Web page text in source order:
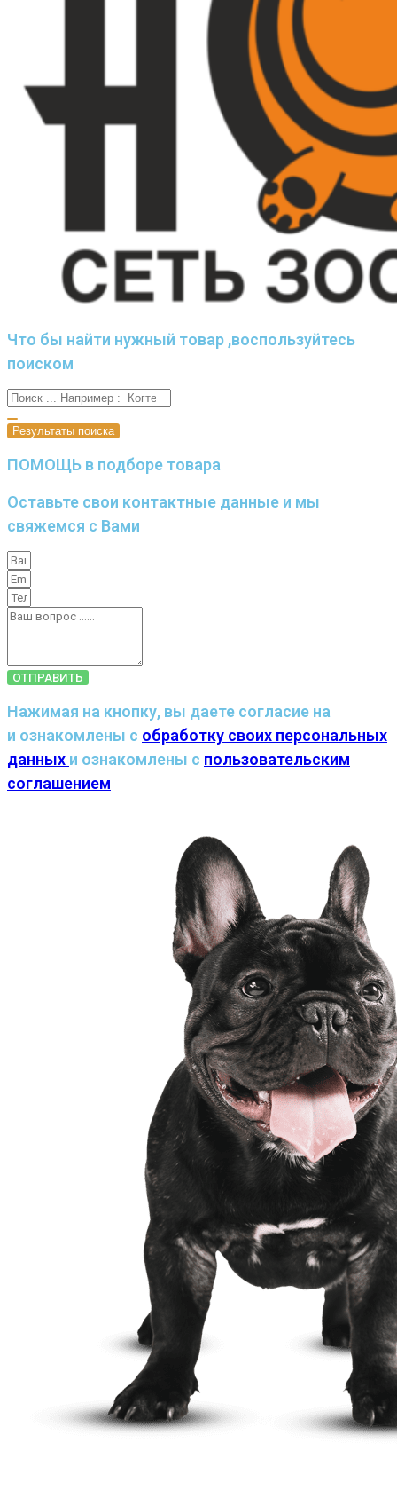
Что бы найти нужный товар ,воспользуйтесь
поиском
Результаты поиска
ПОМОЩЬ в подборе товара
Оставьте свои контактные данные и мы
свяжемся с Вами
ОТПРАВИТЬ
Нажимая на кнопку, вы даете согласие на
и ознакомлены с обработку своих персональных
данных и ознакомлены с пользовательским
соглашением